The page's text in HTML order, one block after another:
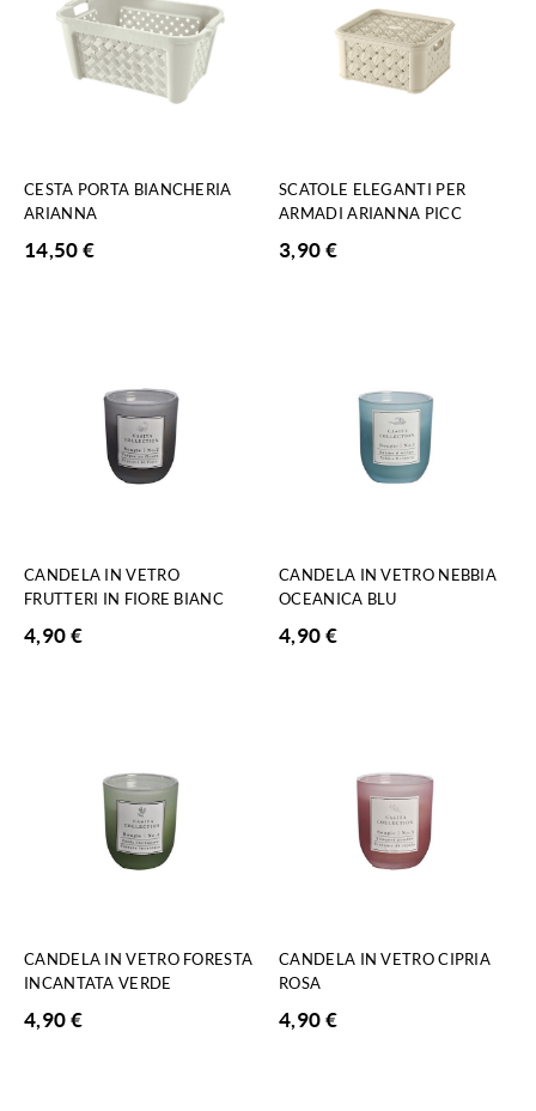
CESTA PORTA BIANCHERIA
ARIANNA
14,50€
SCATOLE ELEGANTI PER
ARMADI ARIANNA PICC
3,90€
CANDELA IN VETRO
FRUTTERI IN FIORE BIANC
4,90€
CANDELA IN VETRO NEBBIA
OCEANICA BLU
4,90€
CANDELA IN VETRO FORESTA
INCANTATA VERDE
4,90€
CANDELA IN VETRO CIPRIA
ROSA
4,90€